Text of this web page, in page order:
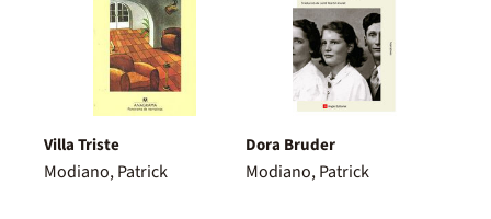
Villa Triste
Modiano, Patrick
Dora Bruder
Modiano, Patrick